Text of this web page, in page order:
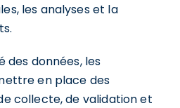
les analyses et la
des données, les
en place des
collecte, de validation et